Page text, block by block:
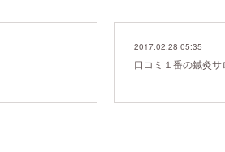
2017.02.28 05:35
口コミ１番の鍼灸サ